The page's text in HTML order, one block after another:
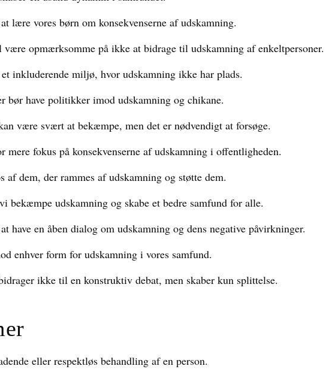
lære vores børn om konsekvenserne af udskamning.
være opmærksomme på ikke at bidrage til udskamning af enkeltpersoner.
inkluderende miljø, hvor udskamning ikke har plads.
bør have politikker imod udskamning og chikane.
være svært at bekæmpe, men det er nødvendigt at forsøge.
mere fokus på konsekvenserne af udskamning i offentligheden.
af dem, der rammes af udskamning og støtte dem.
bekæmpe udskamning og skabe et bedre samfund for alle.
have en åben dialog om udskamning og dens negative påvirkninger.
enhver form for udskamning i vores samfund.
ikke til en konstruktiv debat, men skaber kun splittelse.
eller respektløs behandling af en person.